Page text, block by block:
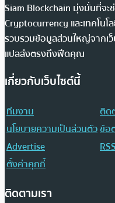
Siam Blockchain มุ่งมั่นที่จะ
Cryptocurrency และเทคโน
รวบรวมข้อมูลส่วนใหญ่จากเว็
แปลส่งตรงถึงฟีดคุณ
เกี่ยวกับเว็บไซต์นี้
ทีมงาน
ติด
นโยบายความเป็นส่วนตัวข้อ
Advertise
ตั้งค่าคุกกี้
ติดตามเรา